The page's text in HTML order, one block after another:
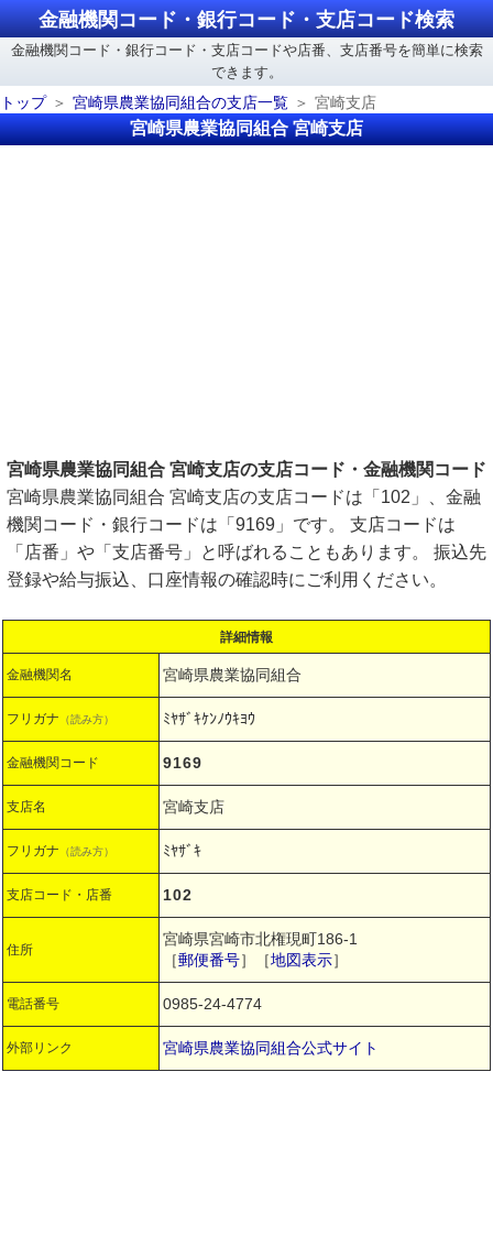
金融機関コード・銀行コード・支店コード検索
金融機関コード・銀行コード・支店コードや店番、支店番号を簡単に検索
できます。
トップ
宮崎県農業協同組合の支店一覧 宮崎支店
宮崎県農業協同組合 宮崎支店
宮崎県農業協同組合 宮崎支店の支店コード・金融機関コード
宮崎県農業協同組合 宮崎支店の支店コードは「102」、金融
機関コード・銀行コードは「9169」です。 支店コードは
「店番」や「支店番号」と呼ばれることもあります。 振込先
登録や給与振込、口座情報の確認時にご利用ください。
詳細情報
金融機関名 宮崎県農業協同組合
フリガナ （読み方） ﾐﾔｻﾞｷｹﾝﾉｳｷﾖｳ
金融機関コード 9169
支店名 宮崎支店
フリガナ （読み方） ﾐﾔｻﾞｷ
支店コード・店番 102
住所
宮崎県宮崎市北権現町186-1
［郵便番号］［地図表示］
電話番号 0985-24-4774
外部リンク 宮崎県農業協同組合公式サイト